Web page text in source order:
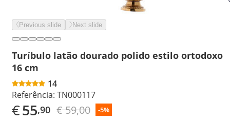
Previous slide Next slide
Turíbulo latão dourado polido estilo ortodoxo
16 cm
14
Referência: TN000117
€55,90 € 59,00 -5%